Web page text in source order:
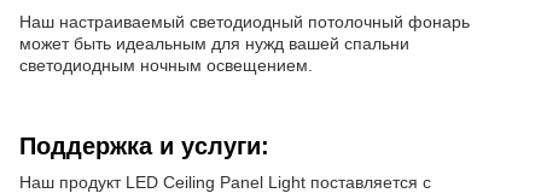
Наш настраиваемый светодиодный потолочный фонарь
может быть идеальным для нужд вашей спальни
светодиодным ночным освещением.
Поддержка и услуги:
Наш продукт LED Ceiling Panel Light поставляется с